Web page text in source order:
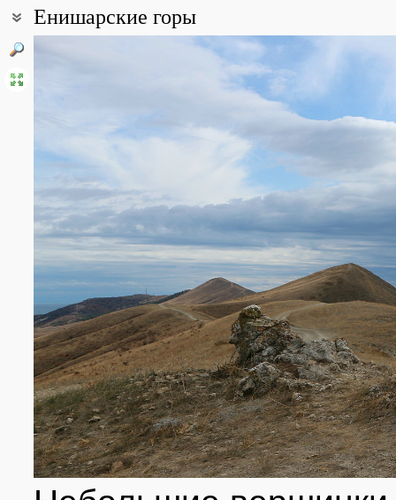
Енишарские горы
44° 58′ 24″ с.ш., 35° 18′ 56″ в.д. (смотреть на картах
Енишарские горы вместе с хребтом Тепе-Оба представляют
Крымских гор, тянущихся от Севастополя до Феодосии.
небольших хребта, вытянутых с запада на восток почти
от пос. Коктебель.
Общий характер строения этого участка Главной гряды
географическим ландшафтом и таким образом придавать ему
Из статьи Н.Б. Белянина, В.Г. Шатко " КОНСПЕКТ ФЛОРЫ
Все фотографии (21) Фото растений и лишайников (279)